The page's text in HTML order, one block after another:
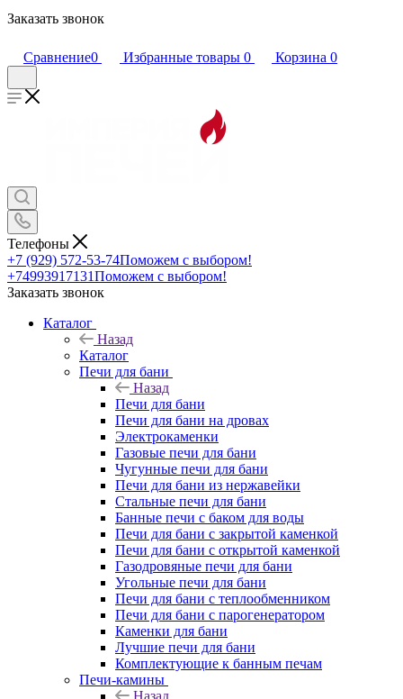
Заказать звонок
Сравнение0 Избранные товары 0 Корзина 0
Телефоны
+7 (929) 572-53-74Поможем с выбором!
+74993917131Поможем с выбором!
Заказать звонок
Каталог
Назад
Каталог
Печи для бани
Назад
Печи для бани
Печи для бани на дровах
Электрокаменки
Газовые печи для бани
Чугунные печи для бани
Печи для бани из нержавейки
Стальные печи для бани
Банные печи с баком для воды
Печи для бани с закрытой каменкой
Печи для бани с открытой каменкой
Газодровяные печи для бани
Угольные печи для бани
Печи для бани с теплообменником
Печи для бани с парогенератором
Каменки для бани
Лучшие печи для бани
Комплектующие к банным печам
Печи-камины
Назад